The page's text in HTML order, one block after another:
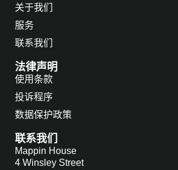
关于我们
服务
联系我们
法律声明
使用条款
投诉程序
数据保护政策
联系我们
Mappin House
4 Winsley Street